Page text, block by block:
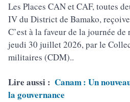
Les Places CAN et CAF, toutes
IV du District de Bamako,
C’est à la faveur de la journée
jeudi 30 juillet 2026, par le
militaires (CDM)..
Lire aussi : Canam : Un
la gouvernance